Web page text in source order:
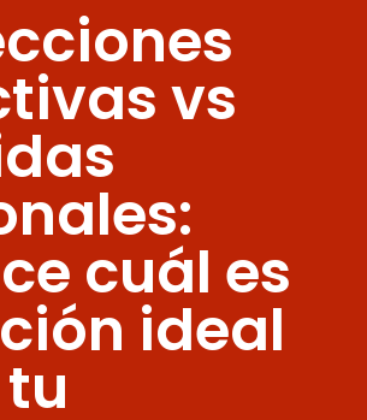
vs
cuál es
ideal